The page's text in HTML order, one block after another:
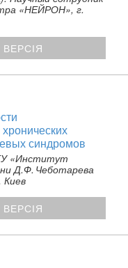
«НЕЙРОН», г.
ВЕРСІЯ
синдромов
«Институт
Д.Ф. Чеботарева
ВЕРСІЯ